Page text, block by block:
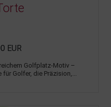
EUR
Golfplatz-Motiv –
Golfer, die Präzision,...